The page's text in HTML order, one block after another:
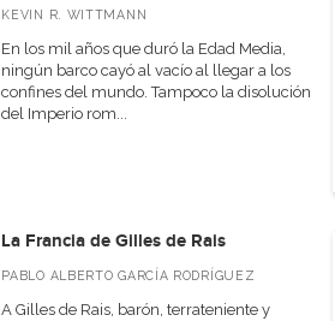
KEVIN R. WITTMANN
En los mil años que duró la Edad Media,
ningún barco cayó al vacío al llegar a los
confines del mundo. Tampoco la disolución
del Imperio rom...
La Francia de Gilles de Rais
PABLO ALBERTO GARCÍA RODRÍGUEZ
A Gilles de Rais, barón, terrateniente y